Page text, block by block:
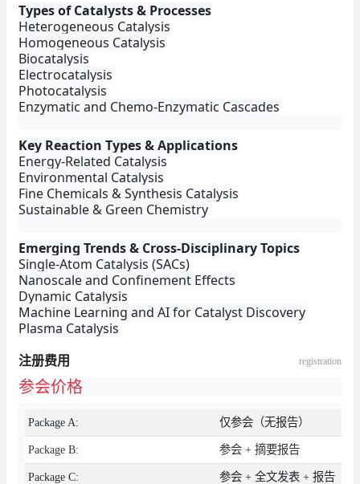
Types of Catalysts & Processes
Heterogeneous Catalysis
Homogeneous Catalysis
Biocatalysis
Electrocatalysis
Photocatalysis
Enzymatic and Chemo-Enzymatic Cascades
Key Reaction Types & Applications
Energy-Related Catalysis
Environmental Catalysis
Fine Chemicals & Synthesis Catalysis
Sustainable & Green Chemistry
Emerging Trends & Cross-Disciplinary Topics
Single-Atom Catalysis (SACs)
Nanoscale and Confinement Effects
Dynamic Catalysis
Machine Learning and AI for Catalyst Discovery
Plasma Catalysis
注册费用 registration
参会价格
Package A: 仅参会（无报告）
Package B: 参会 + 摘要报告
Package C: 参会 + 全文发表 + 报告